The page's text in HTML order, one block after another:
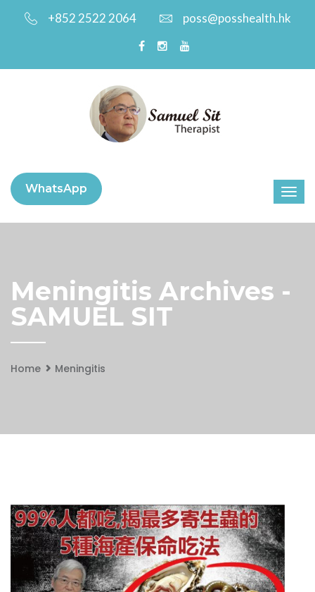
+852 2522 2064 poss@posshealth.hk
WhatsApp
Meningitis Archives -
SAMUEL SIT
Home Meningitis